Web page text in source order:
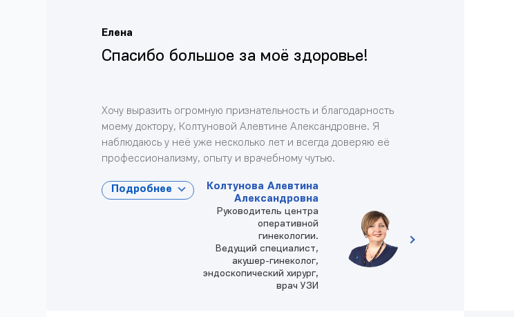
Елена
Спасибо большое за моё здоровье!
Хочу выразить огромную признательность и благодарность
моему доктору, Колтуновой Алевтине Александровне. Я
наблюдаюсь у неё уже несколько лет и всегда доверяю её
профессионализму, опыту и врачебному чутью.
Подробнее
Колтунова Алевтина
Александровна
Руководитель центра
оперативной
гинекологии.
Ведущий специалист,
акушер-гинеколог,
эндоскопический хирург,
врач УЗИ